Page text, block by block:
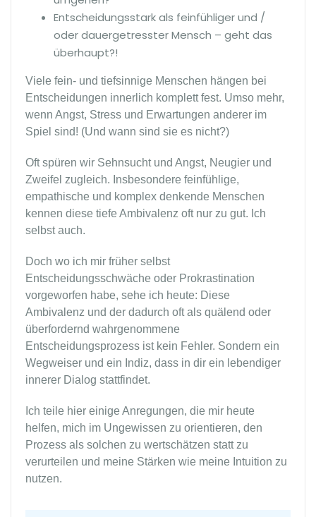
Entscheidungsstark als feinfühliger und /
oder dauergetresster Mensch – geht das
überhaupt?!
Viele fein- und tiefsinnige Menschen hängen bei
Entscheidungen innerlich komplett fest. Umso mehr,
wenn Angst, Stress und Erwartungen anderer im
Spiel sind! (Und wann sind sie es nicht?)
Oft spüren wir Sehnsucht und Angst, Neugier und
Zweifel zugleich. Insbesondere feinfühlige,
empathische und komplex denkende Menschen
kennen diese tiefe Ambivalenz oft nur zu gut. Ich
selbst auch.
Doch wo ich mir früher selbst
Entscheidungsschwäche oder Prokrastination
vorgeworfen habe, sehe ich heute: Diese
Ambivalenz und der dadurch oft als quälend oder
überfordernd wahrgenommene
Entscheidungsprozess ist kein Fehler. Sondern ein
Wegweiser und ein Indiz, dass in dir ein lebendiger
innerer Dialog stattfindet.
Ich teile hier einige Anregungen, die mir heute
helfen, mich im Ungewissen zu orientieren, den
Prozess als solchen zu wertschätzen statt zu
verurteilen und meine Stärken wie meine Intuition zu
nutzen.